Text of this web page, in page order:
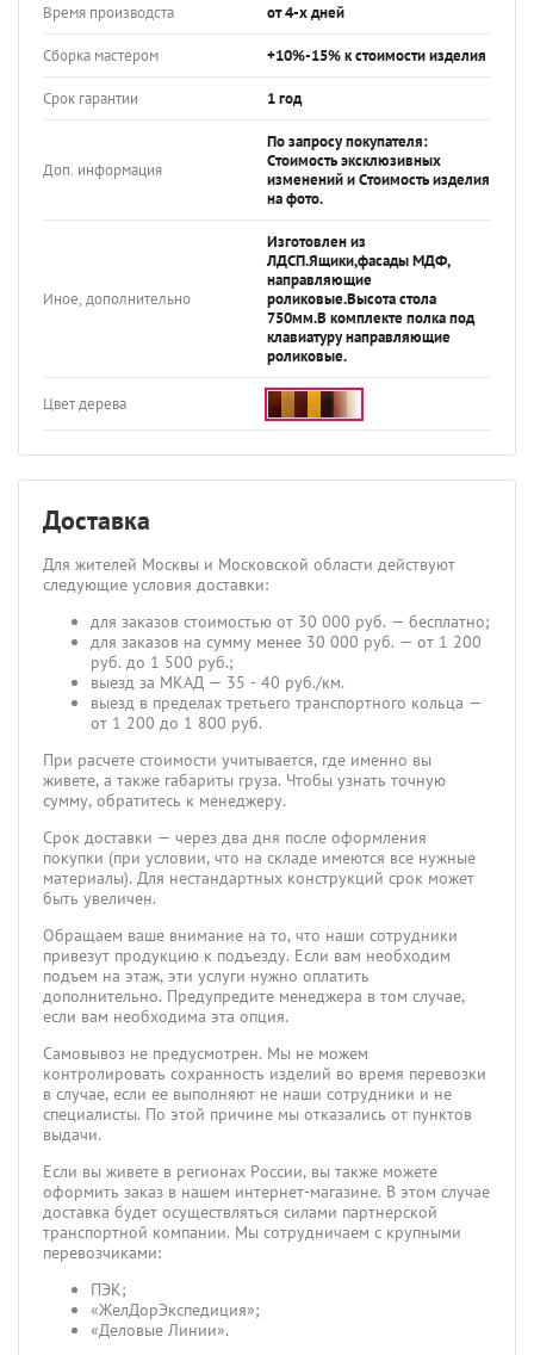
Время производста от 4-х дней
Сборка мастером +10%-15% к стоимости изделия
Срок гарантии 1 год
Доп. информация
По запросу покупателя:
Стоимость эксклюзивных
изменений и Стоимость изделия
на фото.
Иное, дополнительно
Изготовлен из
ЛДСП.Ящики,фасады МДФ,
направляющие
роликовые.Высота стола
750мм.В комплекте полка под
клавиатуру направляющие
роликовые.
Цвет дерева
Доставка
Для жителей Москвы и Московской области действуют
следующие условия доставки:
для заказов стоимостью от 30 000 руб. — бесплатно;
для заказов на сумму менее 30 000 руб. — от 1 200
руб. до 1 500 руб.;
выезд за МКАД — 35 - 40 руб./км.
выезд в пределах третьего транспортного кольца —
от 1 200 до 1 800 руб.
При расчете стоимости учитывается, где именно вы
живете, а также габариты груза. Чтобы узнать точную
сумму, обратитесь к менеджеру.
Срок доставки — через два дня после оформления
покупки (при условии, что на складе имеются все нужные
материалы). Для нестандартных конструкций срок может
быть увеличен.
Обращаем ваше внимание на то, что наши сотрудники
привезут продукцию к подъезду. Если вам необходим
подъем на этаж, эти услуги нужно оплатить
дополнительно. Предупредите менеджера в том случае,
если вам необходима эта опция.
Самовывоз не предусмотрен. Мы не можем
контролировать сохранность изделий во время перевозки
в случае, если ее выполняют не наши сотрудники и не
специалисты. По этой причине мы отказались от пунктов
выдачи.
Если вы живете в регионах России, вы также можете
оформить заказ в нашем интернет-магазине. В этом случае
доставка будет осуществляться силами партнерской
транспортной компании. Мы сотрудничаем с крупными
перевозчиками:
ПЭК;
«ЖелДорЭкспедиция»;
«Деловые Линии».